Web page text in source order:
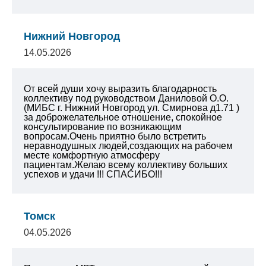
Нижний Новгород
14.05.2026
От всей души хочу выразить благодарность
коллективу под руководством Даниловой О.О.
(МИБС г. Нижний Новгород ул. Смирнова д1.71 )
за доброжелательное отношение, спокойное
консультирование по возникающим
вопросам.Очень приятно было встретить
неравнодушных людей,создающих на рабочем
месте комфортную атмосферу
пациентам.Желаю всему коллективу больших
успехов и удачи !!! СПАСИБО!!!
Томск
04.05.2026